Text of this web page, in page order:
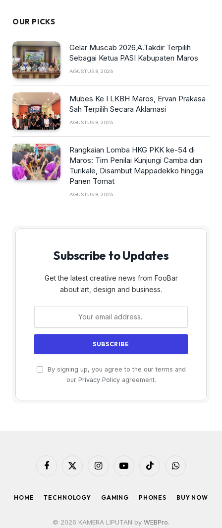
OUR PICKS
Gelar Muscab 2026,A.Takdir Terpilih
Sebagai Ketua PASI Kabupaten Maros
AGUSTUS 8, 2026
Mubes Ke I LKBH Maros, Ervan Prakasa
Sah Terpilih Secara Aklamasi
AGUSTUS 8, 2026
Rangkaian Lomba HKG PKK ke-54 di
Maros: Tim Penilai Kunjungi Camba dan
Turikale, Disambut Mappadekko hingga
Panen Tomat
AGUSTUS 8, 2026
Subscribe to Updates
Get the latest creative news from FooBar
about art, design and business.
By signing up, you agree to the our terms and
our Privacy Policyagreement.
Facebook
X
InstagramYouTubeTikTok WhatsApp
HOME TECHNOLOGY GAMING PHONES BUY NOW
© 2026 KAMERA LIPUTAN by WEBPro.